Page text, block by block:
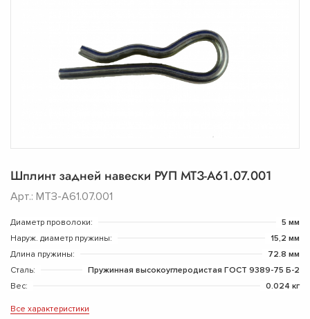
Шплинт задней навески РУП МТЗ-А61.07.001
Арт.: МТЗ-А61.07.001
Диаметр проволоки:
5 мм
Наруж. диаметр пружины:
15,2 мм
Длина пружины:
72.8 мм
Сталь:
Пружинная высокоуглеродистая ГОСТ 9389-75 Б-2
Вес:
0.024 кг
Все характеристики